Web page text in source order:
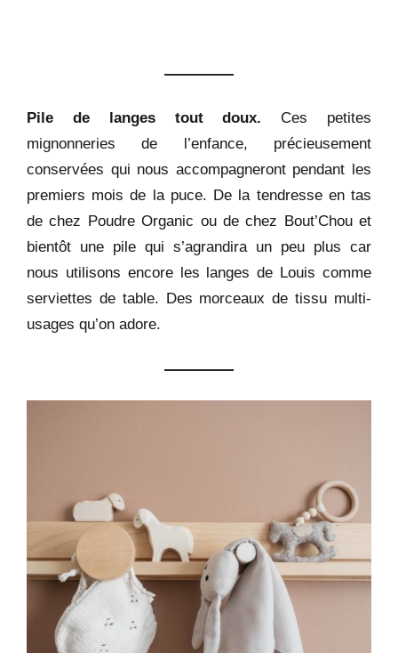
Pile de langes tout doux.Ces petites
mignonneries de l’enfance, précieusement
conservées qui nous accompagneront pendant les
premiers mois de la puce. De la tendresse en tas
de chez Poudre Organic ou de chez Bout’Chou et
bientôt une pile qui s’agrandira un peu plus car
nous utilisons encore les langes de Louis comme
serviettes de table. Des morceaux de tissu multi-
usages qu’on adore.